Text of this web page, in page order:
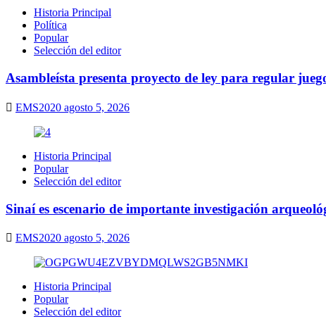
Historia Principal
Política
Popular
Selección del editor
Asambleísta presenta proyecto de ley para regular
EMS2020 agosto 5, 2026
Historia Principal
Popular
Selección del editor
Sinaí es escenario de importante investigación
EMS2020 agosto 5, 2026
Historia Principal
Popular
Selección del editor